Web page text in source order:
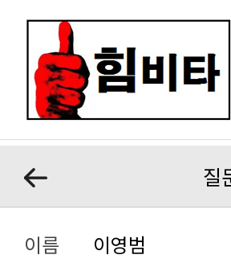
질
이름
이영범